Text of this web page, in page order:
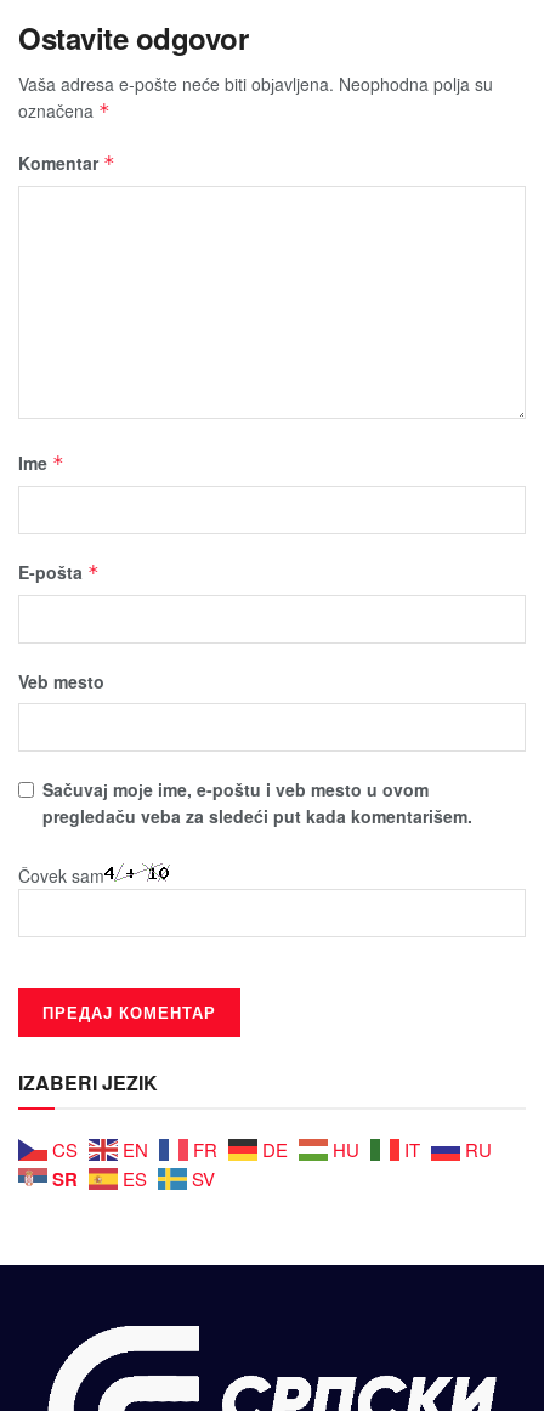
Ostavite odgovor
Vaša adresa e-pošte neće biti obјavljena. Neophodna polja su
označena *
Komentar *
Ime *
E-pošta *
Veb mesto
Sačuvaј moјe ime, e-poštu i veb mesto u ovom
pregledaču veba za sledeći put kada komentarišem.
Čovek sam
IZABERI JEZIK
CS EN FR DE HU IT RU
SR ES SV